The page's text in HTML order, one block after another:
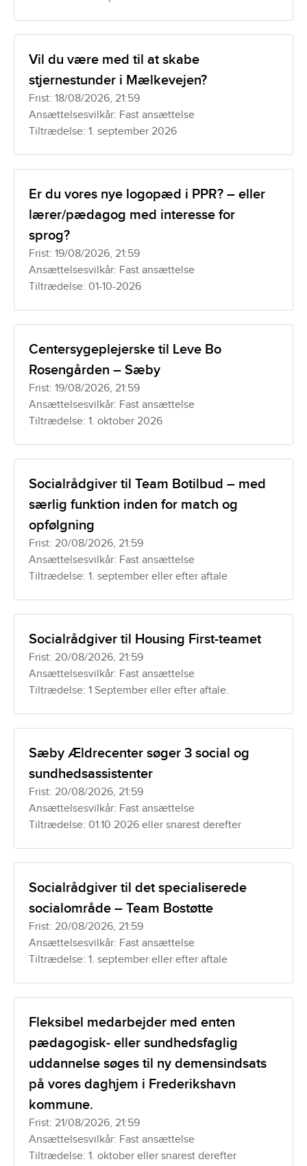
Vil du være med til at skabe
stjernestunder i Mælkevejen?
Frist: 18/08/2026, 21:59
Ansættelsesvilkår: Fast ansættelse
Tiltrædelse: 1. september 2026
Er du vores nye logopæd i PPR? – eller
lærer/pædagog med interesse for
sprog?
Frist: 19/08/2026, 21:59
Ansættelsesvilkår: Fast ansættelse
Tiltrædelse: 01-10-2026
Centersygeplejerske til Leve Bo
Rosengården – Sæby
Frist: 19/08/2026, 21:59
Ansættelsesvilkår: Fast ansættelse
Tiltrædelse: 1. oktober 2026
Socialrådgiver til Team Botilbud – med
særlig funktion inden for match og
opfølgning
Frist: 20/08/2026, 21:59
Ansættelsesvilkår: Fast ansættelse
Tiltrædelse: 1. september eller efter aftale
Socialrådgiver til Housing First-teamet
Frist: 20/08/2026, 21:59
Ansættelsesvilkår: Fast ansættelse
Tiltrædelse: 1 September eller efter aftale.
Sæby Ældrecenter søger 3 social og
sundhedsassistenter
Frist: 20/08/2026, 21:59
Ansættelsesvilkår: Fast ansættelse
Tiltrædelse: 01.10 2026 eller snarest derefter
Socialrådgiver til det specialiserede
socialområde – Team Bostøtte
Frist: 20/08/2026, 21:59
Ansættelsesvilkår: Fast ansættelse
Tiltrædelse: 1. september eller efter aftale
Fleksibel medarbejder med enten
pædagogisk- eller sundhedsfaglig
uddannelse søges til ny demensindsats
på vores daghjem i Frederikshavn
kommune.
Frist: 21/08/2026, 21:59
Ansættelsesvilkår: Fast ansættelse
Tiltrædelse: 1. oktober eller snarest derefter